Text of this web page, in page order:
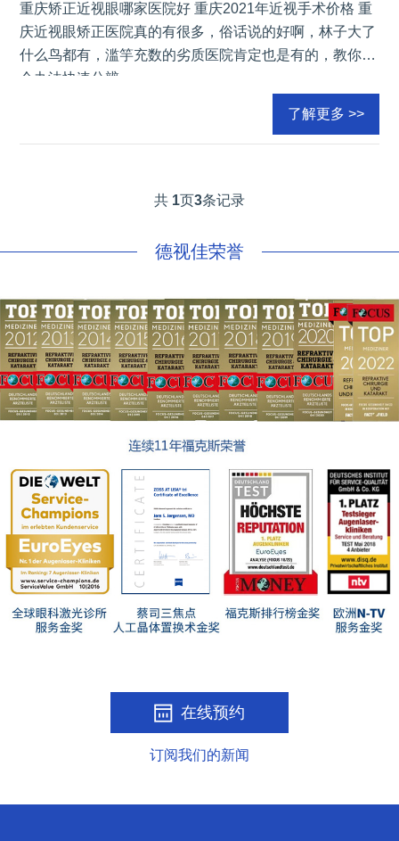
重庆矫正近视眼哪家医院好 重庆2021年近视手术价格 重
庆近视眼矫正医院真的有很多，俗话说的好啊，林子大了
什么鸟都有，滥竽充数的劣质医院肯定也是有的，教你一
个办法快速分辨
了解更多 >>
共 1页3条记录
德视佳荣誉
在线预约
订阅我们的新闻